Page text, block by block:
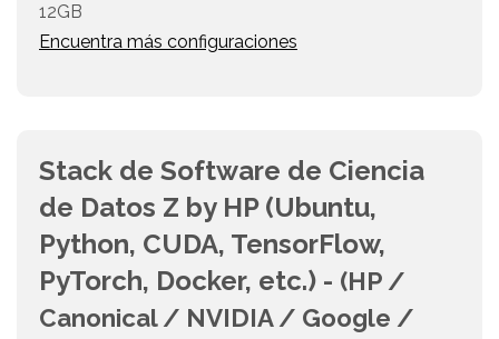
12GB
Encuentra más configuraciones
Stack de Software de Ciencia
de Datos Z by HP (Ubuntu,
Python, CUDA, TensorFlow,
PyTorch, Docker, etc.) - (HP /
Canonical / NVIDIA / Google /